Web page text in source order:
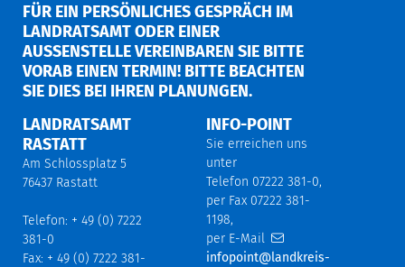
FÜR EIN PERSÖNLICHES GESPRÄCH IM
LANDRATSAMT ODER EINER
AUSSENSTELLE VEREINBAREN SIE BITTE V
ORAB EINEN TERMIN! BITTE BEACHTEN S
IE DIES BEI IHREN PLANUNGEN.
LANDRATSAMT
RASTATT
Am Schlossplatz 5
76437 Rastatt
Telefon: + 49 (0) 7222
381-0
Fax: + 49 (0) 7222 381-
INFO-POINT
Sie erreichen uns
unter
Telefon 07222 381-0,
per Fax 07222 381-
1198,
per E-Mail
infopoint@landkreis-